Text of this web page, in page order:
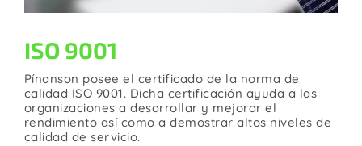
ISO 9001
Pínanson posee el certificado de la norma de
calidad ISO 9001. Dicha certificación ayuda a las
organizaciones a desarrollar y mejorar el
rendimiento así como a demostrar altos niveles de
calidad de servicio.